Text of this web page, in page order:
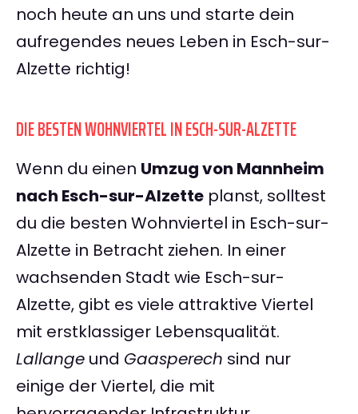
noch heute an uns und starte dein
aufregendes neues Leben in Esch-sur-
Alzette richtig!
DIE BESTEN WOHNVIERTEL IN ESCH-SUR-ALZETTE
Wenn du einen Umzug von Mannheim
nach Esch-sur-Alzette planst, solltest
du die besten Wohnviertel in Esch-sur-
Alzette in Betracht ziehen. In einer
wachsenden Stadt wie Esch-sur-
Alzette, gibt es viele attraktive Viertel
mit erstklassiger Lebensqualität.
Lallange und Gaasperech sind nur
einige der Viertel, die mit